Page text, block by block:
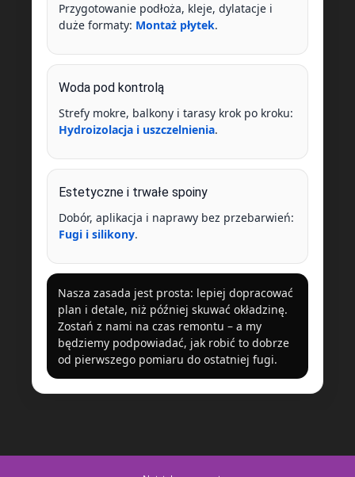
Przygotowanie podłoża, kleje, dylatacje i
duże formaty: Montaż płytek.
Woda pod kontrolą
Strefy mokre, balkony i tarasy krok po kroku:
Hydroizolacja i uszczelnienia.
Estetyczne i trwałe spoiny
Dobór, aplikacja i naprawy bez przebarwień:
Fugi i silikony.
Nasza zasada jest prosta: lepiej dopracować
plan i detale, niż później skuwać okładzinę.
Zostań z nami na czas remontu – a my
będziemy podpowiadać, jak robić to dobrze
od pierwszego pomiaru do ostatniej fugi.